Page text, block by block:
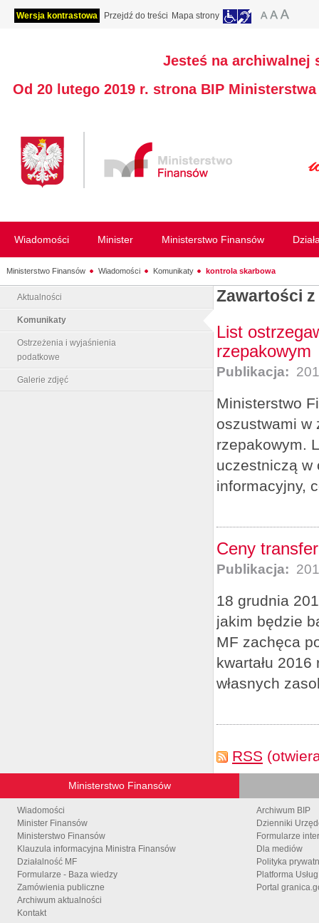
Wersja kontrastowa Przejdź do treści Mapa strony
Jesteś na archiwalnej
Od 20 lutego 2019 r. strona BIP
Wiadomości Minister Ministerstwo Finansów
Ministerstwo Finansów Wiadomości Komunikaty kontrola skarbowa
Aktualności
Komunikaty
Ostrzeżenia i wyjaśnienia
podatkowe
Galerie zdjęć
Zawartości
List
rzepakowym
Publikacja:
Ministerstwo
oszustwami w
rzepakowym.
uczestniczą w
informacyjny,
Ceny
Publikacja:
18 grudnia
jakim będzie
MF zachęca
kwartału
własnych
RSS
Ministerstwo Finansów
Wiadomości
Minister Finansów
Ministerstwo Finansów
Klauzula informacyjna Ministra Finansów
Działalność MF
Formularze - Baza wiedzy
Zamówienia publiczne
Archiwum aktualności
Kontakt
Archiwum BIP
Dzienniki
Formularze
Dla mediów
Polityka
Platforma
Portal